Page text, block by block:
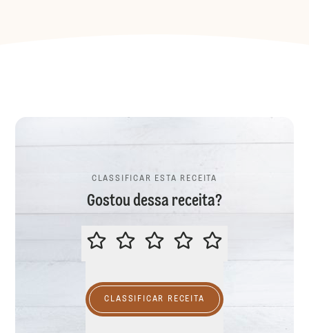
CLASSIFICAR ESTA RECEITA
Gostou dessa receita?
CLASSIFICAR ESTA RECEITA
CLASSIFICAR RECEITA